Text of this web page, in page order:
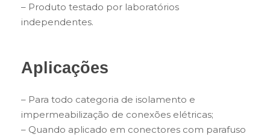
– Produto testado por laboratórios
independentes.
Aplicações
– Para todo categoria de isolamento e
impermeabilização de conexões elétricas;
– Quando aplicado em conectores com parafuso